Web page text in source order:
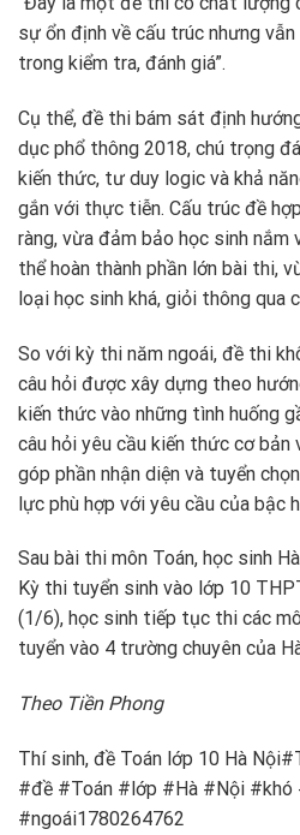
sự ổn định về cấu trúc nhưng
trong kiểm tra, đánh giá”.
Cụ thể, đề thi bám sát định
dục phổ thông 2018, chú trọng
kiến thức, tư duy logic và khả
gắn với thực tiễn. Cấu trúc đề
ràng, vừa đảm bảo học sinh nắm
thể hoàn thành phần lớn bài thi,
loại học sinh khá, giỏi thông qua
So với kỳ thi năm ngoái, đề thi
câu hỏi được xây dựng theo
kiến thức vào những tình huống
câu hỏi yêu cầu kiến thức cơ bản
góp phần nhận diện và tuyển
lực phù hợp với yêu cầu của bậc
Sau bài thi môn Toán, học sinh
Kỳ thi tuyển sinh vào lớp 10
(1/6), học sinh tiếp tục thi các
tuyển vào 4 trường chuyên của
Theo Tiền Phong
Thí sinh, đề Toán lớp 10 Hà
#đề #Toán #lớp #Hà #Nội #khó
#ngoái1780264762